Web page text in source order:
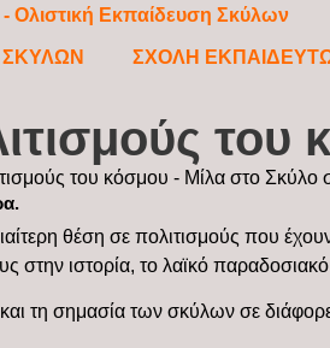
ΣΧΟΛΗ
του
θέση σε πολιτισμούς που
ιστορία, το λαϊκό
τη σημασία των σκύλων σε